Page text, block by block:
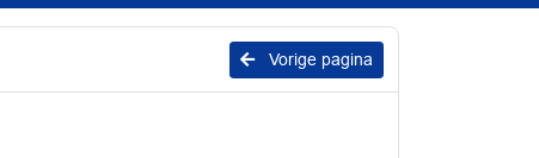
Vorige pagina